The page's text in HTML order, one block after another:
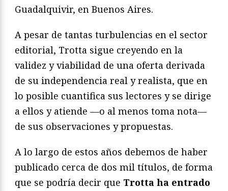
Guadalquivir, en Buenos Aires.
A pesar de tantas turbulencias en el sector
editorial, Trotta sigue creyendo en la
validez y viabilidad de una oferta derivada
de su independencia real y realista, que en
lo posible cuantifica sus lectores y se dirige
a ellos y atiende —o al menos toma nota—
de sus observaciones y propuestas.
A lo largo de estos años debemos de haber
publicado cerca de dos mil títulos, de forma
que se podría decir que Trotta ha entrado